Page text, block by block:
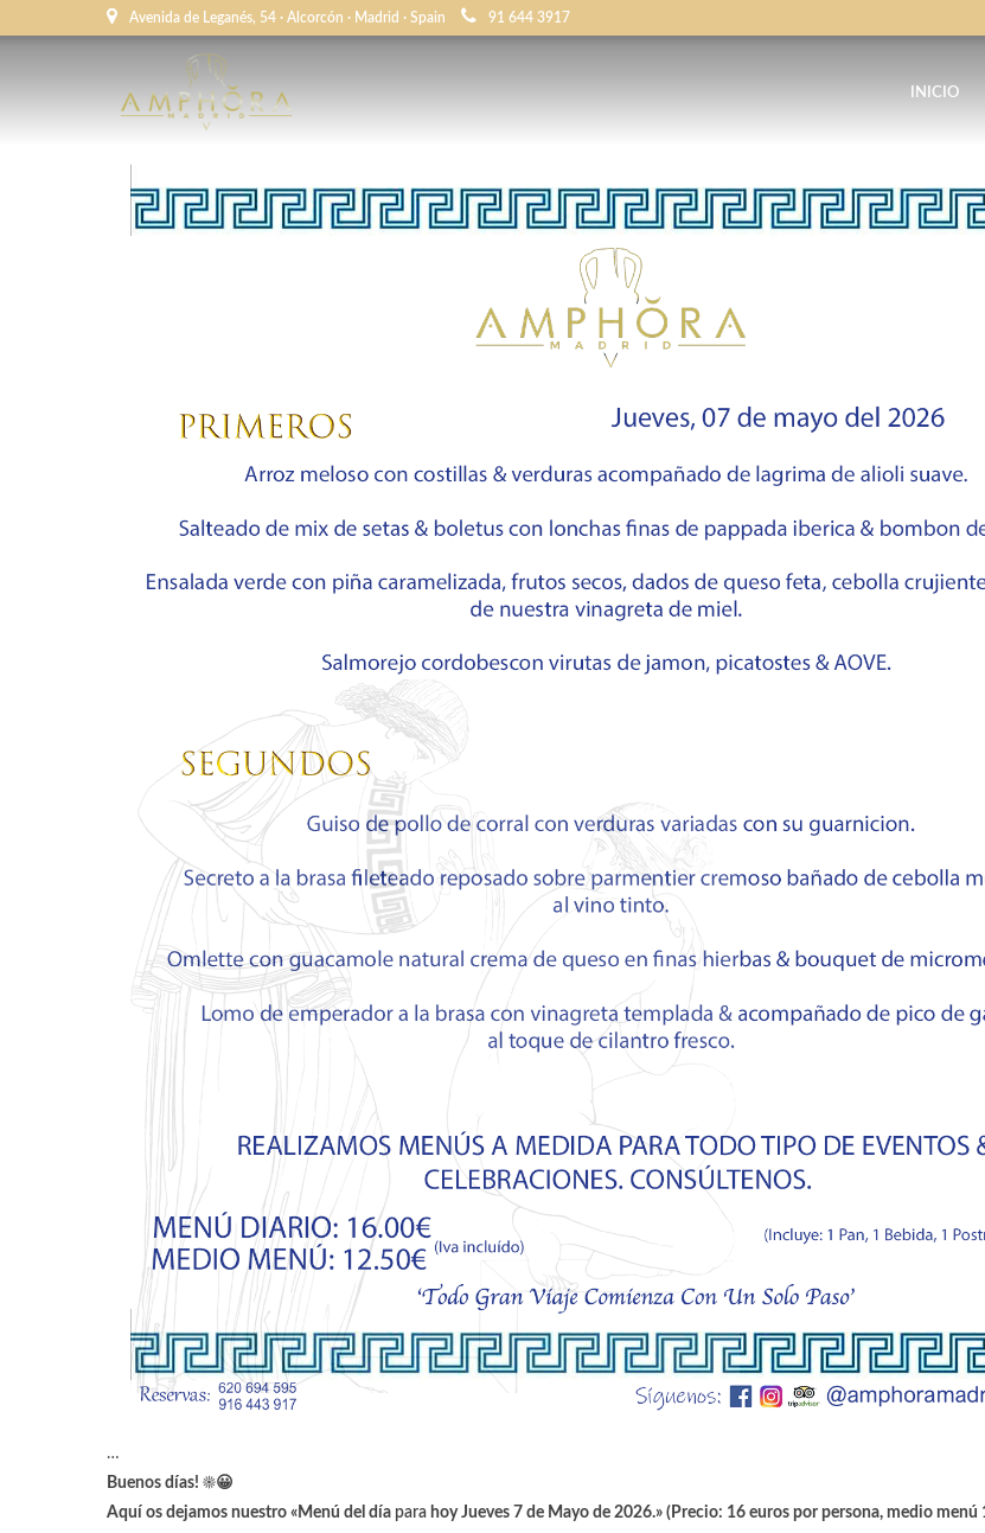
Avenida de Leganés, 54 · Alcorcón · Madrid · Spain 91 644 3917
INICIO
…
Buenos días! ☀️😀
Aquí os dejamos nuestro «Menú del día para hoy Jueves 7 de Mayo de 2026.» (Precio: 16 euros por persona, medio menú